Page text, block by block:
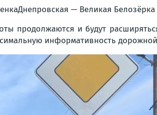
— Великая
продолжаются и будут
информативность